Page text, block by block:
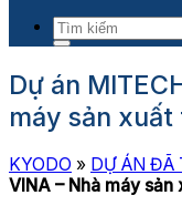
Dự án
máy sản
KYODO » DỰ ÁN ĐÃ
VINA – Nhà máy sản